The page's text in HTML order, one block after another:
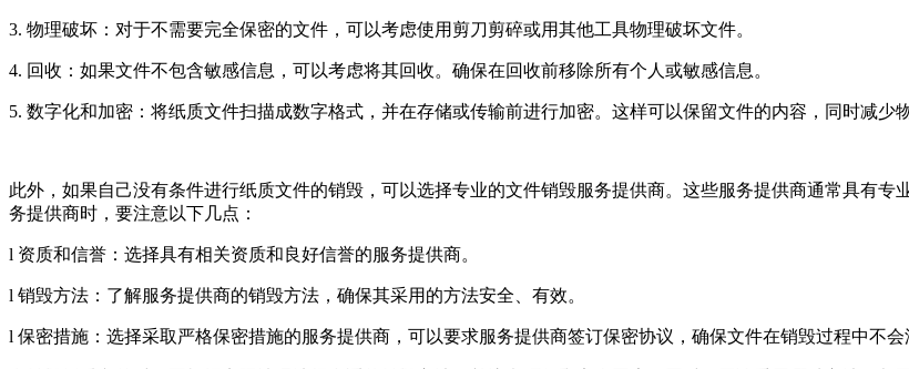
3. 物理破坏：对于不需要完全保密的文件，可以考虑使用剪刀剪碎或用其他工具物理破坏文件。
4. 回收：如果文件不包含敏感信息，可以考虑将其回收。确保在回收前移除所有个人或敏感信息。
5. 数字化和加密：将纸质文件扫描成数字格式，并在存储或传输前进行加密。这样可以保留文件的内容，同时减少
此外，如果自己没有条件进行纸质文件的销毁，可以选择专业的文件销毁服务提供商。这些服务提供商通常具有
务提供商时，要注意以下几点：
l 资质和信誉：选择具有相关资质和良好信誉的服务提供商。
l 销毁方法：了解服务提供商的销毁方法，确保其采用的方法安全、有效。
l 保密措施：选择采取严格保密措施的服务提供商，可以要求服务提供商签订保密协议，确保文件在销毁过程中不会